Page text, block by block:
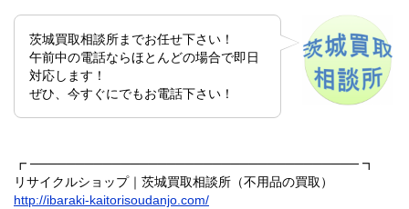
茨城買取相談所までお任せ下さい！
午前中の電話ならほとんどの場合で即日
対応します！
ぜひ、今すぐにでもお電話下さい！
┏ ──────────────────────────────────── ┓
リサイクルショップ｜茨城買取相談所（不用品の買取）
http://ibaraki-kaitorisoudanjo.com/